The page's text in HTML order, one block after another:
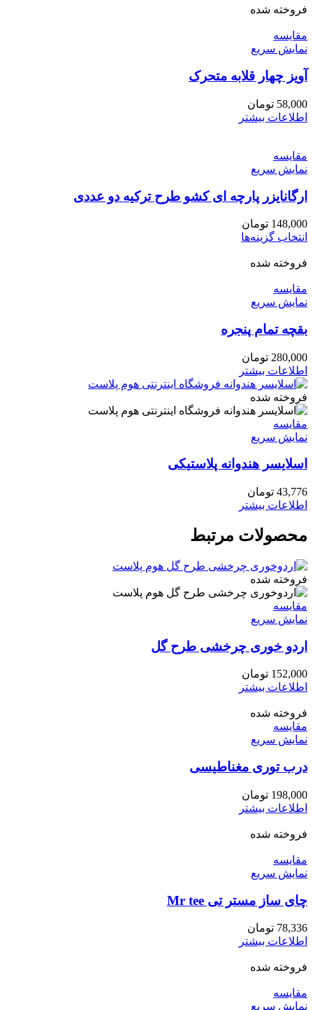
فروخته شده
مقايسه
نمایش سریع
آویز چهار قلابه متحرک
58,000 تومان
اطلاعات بیشتر
مقايسه
نمایش سریع
ارگانایزر پارچه ای کشو طرح ترکیه دو عددی
148,000 تومان
انتخاب گزینه‌ها
گزینه
در
محصول
فروخته شده
مقايسه
نمایش سریع
بقچه تمام پنجره
280,000 تومان
اطلاعات بیشتر
فروخته شده
مقايسه
نمایش سریع
اسلایسر هندوانه پلاستیکی
43,776 تومان
اطلاعات بیشتر
محصولات مرتبط
فروخته شده
مقايسه
نمایش سریع
اردو خوری چرخشی طرح گل
152,000 تومان
اطلاعات بیشتر
فروخته شده
مقايسه
نمایش سریع
درب توری مغناطیسی
198,000 تومان
اطلاعات بیشتر
فروخته شده
مقايسه
نمایش سریع
چای ساز مستر تی Mr tee
78,336 تومان
اطلاعات بیشتر
فروخته شده
مقايسه
نمایش سریع